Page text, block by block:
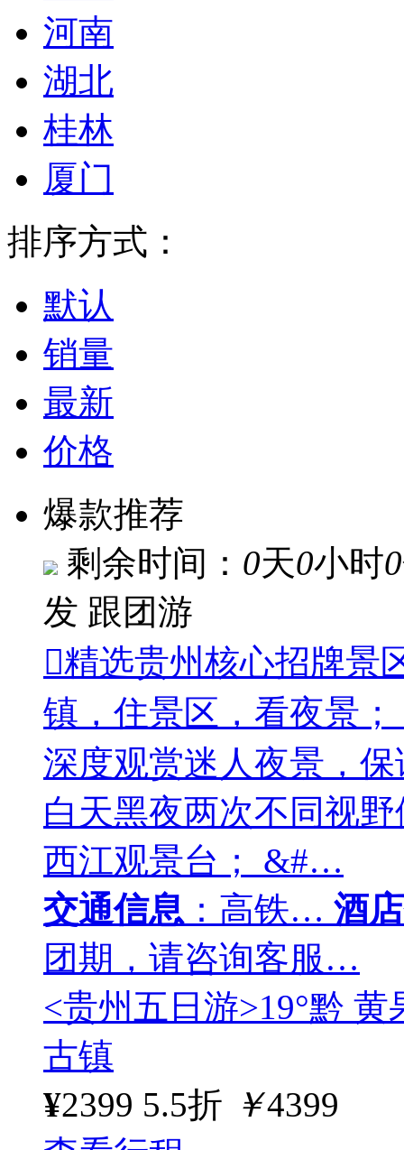
河南
湖北
桂林
厦门
排序方式：
默认
销量
最新
价格
爆款推荐
剩余时间： 0天0小时0
发 跟团游
精选贵州核心招牌景
镇，住景区，看夜景
深度观赏迷人夜景，
白天黑夜两次不同视
西江观景台； &#…
交通信息 ：高铁… 酒
团期，请咨询客服…
<贵州五日游>19°黔
古镇
¥2399 5.5折 ￥4399